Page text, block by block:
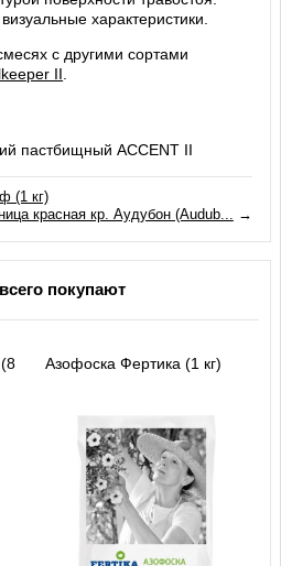
характеристики.
с другими сортами
II
пастбищный ACCENT II
(1 кг)
красная кр. Аудубон (Audub... →
покупают
Азофоска Фертика (1 кг)